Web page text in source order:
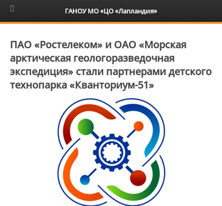
6+
ПАО «Ростелеком» и ОАО «Морская
арктическая геологоразведочная
экспедиция» стали партнерами детского
технопарка «Кванториум-51»
ГАНОУ МО «ЦО «Лапландия»